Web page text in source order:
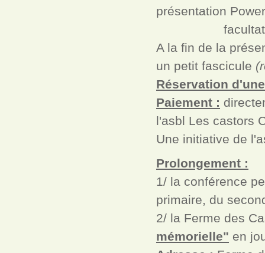
présentation
A la fin de la
un petit fascicule
Réservation
Paiement :
l'asbl Les castors
Une initiative de
Prolongement :
1/ la conférence
primaire, du
2/ la Ferme des
mémorielle" en